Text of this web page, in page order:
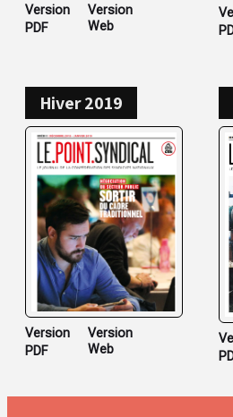
Version
PDF
Version
Web
Hiver 2019
Version
PDF
Version
Web